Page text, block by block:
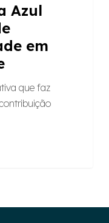
Azul
em
que faz